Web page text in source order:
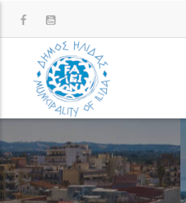
προς
περιεχόμενο